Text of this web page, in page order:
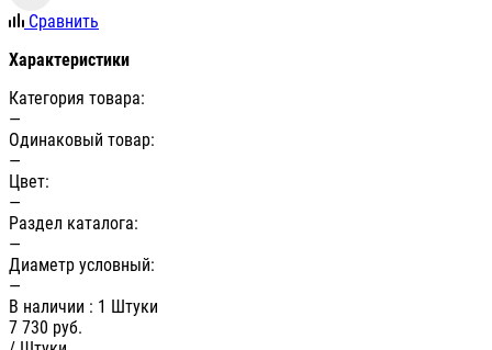
Сравнить
Характеристики
Категория товара:
—
Одинаковый товар:
—
Цвет:
—
Раздел каталога:
—
Диаметр условный:
—
В наличии : 1 Штуки
7 730 руб.